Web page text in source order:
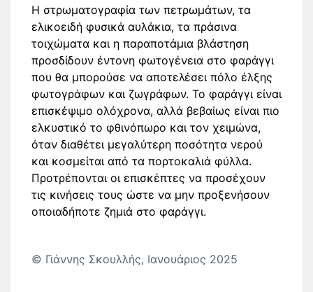
Η στρωματογραφία των πετρωμάτων, τα
ελικοειδή φυσικά αυλάκια, τα πράσινα
τοιχώματα και η παραποτάμια βλάστηση
προσδίδουν έντονη φωτογένεια στο φαράγγι
που θα μπορούσε να αποτελέσει πόλο έλξης
φωτογράφων και ζωγράφων. Το φαράγγι είναι
επισκέψιμο ολόχρονα, αλλά βεβαίως είναι πιο
ελκυστικό το φθινόπωρο και τον χειμώνα,
όταν διαθέτει μεγαλύτερη ποσότητα νερού
και κοσμείται από τα πορτοκαλιά φύλλα.
Προτρέπονται οι επισκέπτες να προσέχουν
τις κινήσεις τους ώστε να μην προξενήσουν
οποιαδήποτε ζημιά στο φαράγγι.
© Γιάννης Σκουλλής, Ιανουάριος 2025